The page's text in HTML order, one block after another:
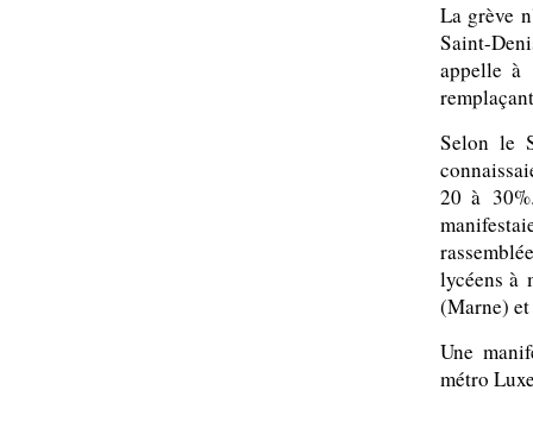
La grève
Saint-
appelle à
Selon le
20 à
lycéens à
(Marne)
Une
métro